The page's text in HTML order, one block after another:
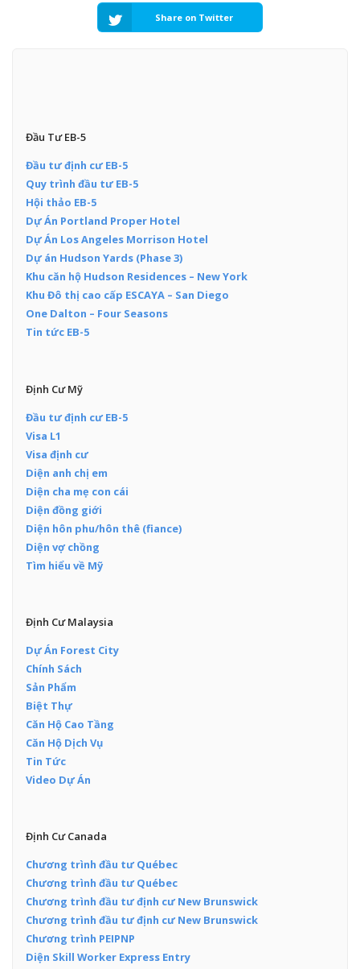
Share on Twitter
Đầu Tư EB-5
Đầu tư định cư EB-5
Quy trình đầu tư EB-5
Hội thảo EB-5
Dự Án Portland Proper Hotel
Dự Án Los Angeles Morrison Hotel
Dự án Hudson Yards (Phase 3)
Khu căn hộ Hudson Residences – New York
Khu Đô thị cao cấp ESCAYA – San Diego
One Dalton – Four Seasons
Tin tức EB-5
Định Cư Mỹ
Đầu tư định cư EB-5
Visa L1
Visa định cư
Diện anh chị em
Diện cha mẹ con cái
Diện đồng giới
Diện hôn phu/hôn thê (fiance)
Diện vợ chồng
Tìm hiểu về Mỹ
Định Cư Malaysia
Dự Án Forest City
Chính Sách
Sản Phẩm
Biệt Thự
Căn Hộ Cao Tầng
Căn Hộ Dịch Vụ
Tin Tức
Video Dự Án
Định Cư Canada
Chương trình đầu tư Québec
Chương trình đầu tư Québec
Chương trình đầu tư định cư New Brunswick
Chương trình đầu tư định cư New Brunswick
Chương trình PEIPNP
Diện Skill Worker Express Entry